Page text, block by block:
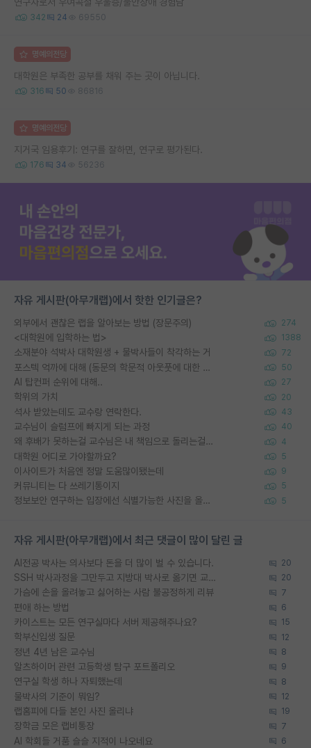
342 24 69550
명예의전당
대학원은 부족한 공부를 채워 주는 곳이 아닙니다.
316 50 86816
명예의전당
지거국 임용후기: 연구를 잘하면, 연구로 평가된다.
176 34 56236
자유 게시판(아무개랩)에서 핫한 인기글은?
외부에서 괜찮은 랩을 알아보는 방법 (장문주의) 274
<대학원에 입학하는 법> 1388
소재분야 석박사 대학원생 + 물박사들이 착각하는 거 72
포스텍 억까에 대해 (동문의 학문적 아웃풋에 대한 반박) 50
AI 탑컨퍼 순위에 대해.. 27
학위의 가치 20
석사 받았는데도 교수랑 연락한다. 43
교수님이 슬럼프에 빠지게 되는 과정 40
왜 후배가 못하는걸 교수님은 내 책임으로 돌리는걸까요? 4
대학원 어디로 가야할까요? 5
이사이트가 처음엔 정말 도움많이됐는데 9
커뮤니티는 다 쓰레기통이지 5
정보보안 연구하는 입장에선 식별가능한 사진을 올리는건 비추이긴함 5
자유 게시판(아무개랩)에서 최근 댓글이 많이 달린 글
AI전공 박사는 의사보다 돈을 더 많이 벌 수 있습니다. 20
SSH 박사과정을 그만두고 지방대 박사로 옮기면 교수의 꿈은 끝일까요? 20
가슴에 손을 올려놓고 싫어하는 사람 불공정하게 리뷰 7
편애 하는 방법 6
카이스트는 모든 연구실마다 서버 제공해주나요? 15
학부신입생 질문 12
정년 4년 남은 교수님 8
알츠하이머 관련 고등학생 탐구 포트폴리오 9
연구실 학생 하나 자퇴했는데 8
물박사의 기준이 뭐임? 12
랩홈피에 다들 본인 사진 올리냐 19
장학금 모은 랩비통장 7
AI 학회들 거품 슬슬 지적이 나오네요 6